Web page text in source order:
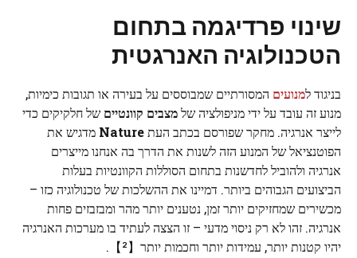
שינוי פרדיגמה בתחום
הטכנולוגיה האנרגטית
בניגוד למנועים המסורתיים שמבוססים על בעירה או תגובות כימיות,
מנוע זה עובד על ידי מניפולציה שלמצבים קוונטיים של חלקיקים כדי
לייצר אנרגיה. מחקר שפורסם בכתב העתNature מדגיש את
הפוטנציאל של המנוע הזה לשנות את הדרך בה אנחנו מייצרים
אנרגיה ולהוביל לחדשנות בתחום הסוללות הקוונטיות בעלות
הביצועים הגבוהים ביותר. דמיינו את ההשלכות של טכנולוגיה כזו –
מכשירים שמחזיקים יותר זמן, נטענים יותר מהר ומבזבזים פחות
אנרגיה. זהו לא רק ניסוי מדעי – זו הצצה לעתיד בו מערכות האנרגיה
יהיו קטנות יותר, עמידות יותר וחכמות יותר【²】.